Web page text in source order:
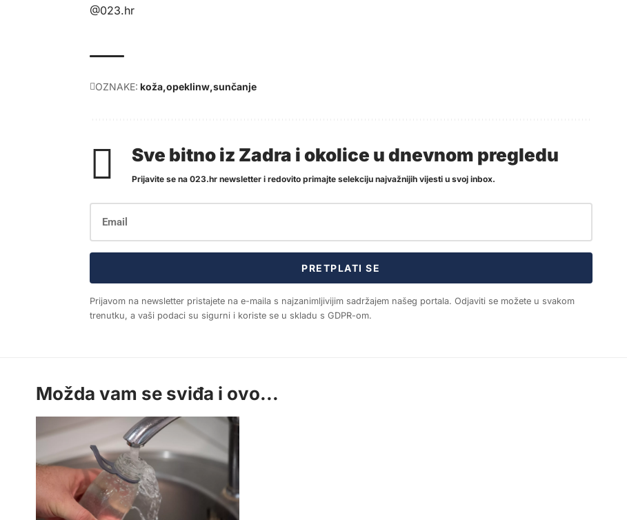
@023.hr
OZNAKE: koža opeklinw sunčanje
Sve bitno iz Zadra i okolice u dnevnom pregledu
Prijavite se na 023.hr newsletter i redovito primajte selekciju najvažnijih vijesti u svoj inbox.
PRETPLATI SE
Prijavom na newsletter pristajete na e-maila s najzanimljivijim sadržajem našeg portala. Odjaviti se možete u svakom
trenutku, a vaši podaci su sigurni i koriste se u skladu s GDPR-om.
Možda vam se sviđa i ovo...